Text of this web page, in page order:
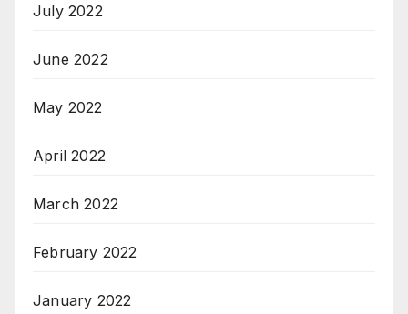
July 2022
June 2022
May 2022
April 2022
March 2022
February 2022
January 2022